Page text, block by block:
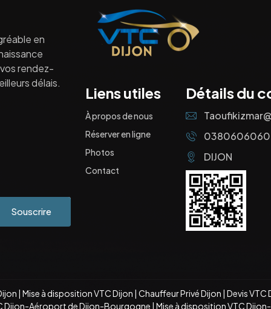
en
rendez-
délais.
Souscrire
Liens utiles
À propos de nous
Réserver en ligne
Photos
Contact
Détails du
0380606060
DIJON
| Mise à disposition VTC Dijon | Chauffeur Privé Dijon | Devis
Dijon-Aéroport de Dijon-Bourgogne | Mise à disposition VTC